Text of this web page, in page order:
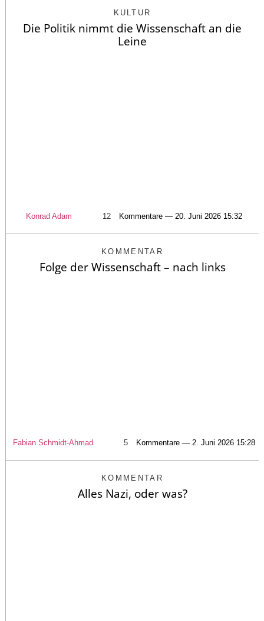
KULTUR
Die Politik nimmt die Wissenschaft an die
Leine
Konrad Adam 12 Kommentare — 20. Juni 2026 15:32
KOMMENTAR
Folge der Wissenschaft – nach links
Fabian Schmidt-Ahmad 5 Kommentare — 2. Juni 2026 15:28
KOMMENTAR
Alles Nazi, oder was?